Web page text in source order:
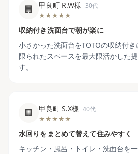
🏢 甲良町 R.W様 30代
★★★★★
収納付き洗面台で朝が楽に
小さかった洗面台をTOTOの収納付
限られたスペースを最大限活かした
す。
🏢 甲良町 S.X様 40代
★★★★★
水回りをまとめて替えて住みやすく
キッチン・風呂・トイレ・洗面台を